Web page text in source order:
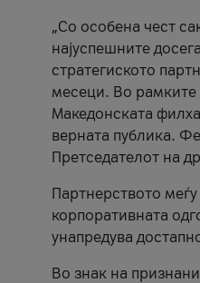
„Со особена чест
најуспешните
стратегиското
месеци. Во рамките
Македонската
верната публика.
Претседателот на
Партнерството
корпоративната
унапредува
Во знак на